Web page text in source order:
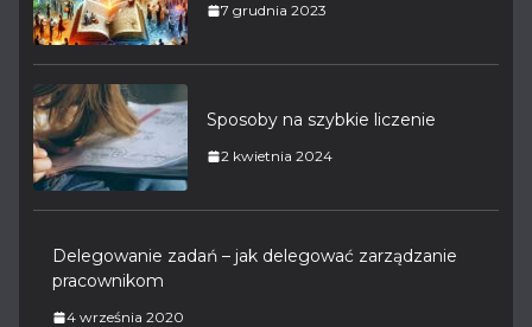
7 grudnia 2023
Sposoby na szybkie liczenie
2 kwietnia 2024
Delegowanie zadań – jak delegować zarządzanie
pracownikom
4 września 2020